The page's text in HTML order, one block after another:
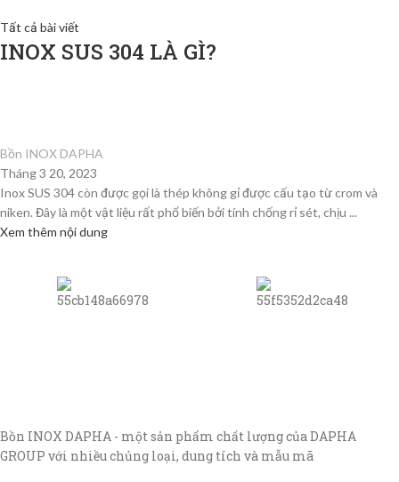
Tất cả bài viết
INOX SUS 304 LÀ GÌ?
Bồn INOX DAPHA
Tháng 3 20, 2023
Inox SUS 304 còn được gọi là thép không gỉ được cấu tạo từ crom và
niken. Đây là một vật liệu rất phổ biến bởi tính chống rỉ sét, chịu ...
Xem thêm nội dung
Bồn INOX DAPHA - một sản phẩm chất lượng của DAPHA
GROUP với nhiều chủng loại, dung tích và mẫu mã